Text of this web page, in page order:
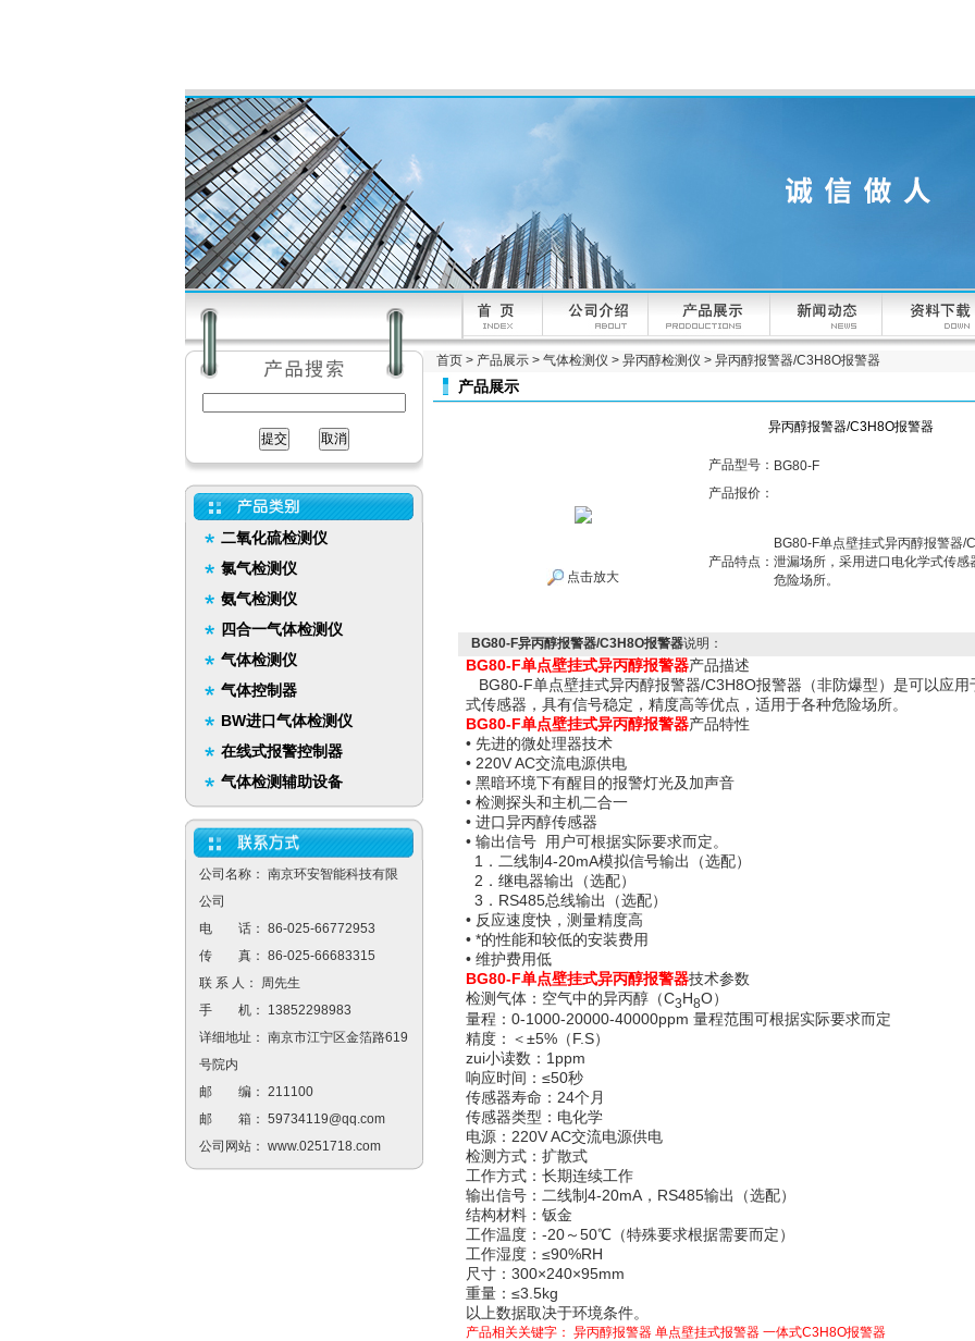
二氧化硫检测仪
氯气检测仪
氨气检测仪
四合一气体检测仪
气体检测仪
气体控制器
BW进口气体检测仪
在线式报警控制器
气体检测辅助设备
公司名称： 南京环安智能科技有限
公司
电 话： 86-025-66772953
传 真： 86-025-66683315
联 系 人： 周先生
手 机： 13852298983
详细地址： 南京市江宁区金箔路619
号院内
邮 编： 211100
邮 箱： 59734119@qq.com
公司网站： www.0251718.com
首页 > 产品展示 > 气体检测仪 > 异丙醇检测仪 > 异丙醇报警器/C3H8O报警器
产品展示
异丙醇报警器/C3H8O报警器
点击放大
产品型号： BG80-F
产品报价：
产品特点：
BG80-F单点壁挂式异丙醇报警器/
泄漏场所，采用进口电化学式传
危险场所。
BG80-F异丙醇报警器/C3H8O报警器说明：
BG80-F单点壁挂式异丙醇报警器产品描述
BG80-F单点壁挂式异丙醇报警器/C3H8O报警器（非防爆型）是可以应
式传感器，具有信号稳定，精度高等优点，适用于各种危险场所。
BG80-F单点壁挂式异丙醇报警器产品特性
• 先进的微处理器技术
• 220V AC交流电源供电
• 黑暗环境下有醒目的报警灯光及加声音
• 检测探头和主机二合一
• 进口异丙醇传感器
• 输出信号 用户可根据实际要求而定。
1．二线制4-20mA模拟信号输出（选配）
2．继电器输出（选配）
3．RS485总线输出（选配）
• 反应速度快，测量精度高
• *的性能和较低的安装费用
• 维护费用低
BG80-F单点壁挂式异丙醇报警器技术参数
检测气体：空气中的异丙醇（C3H8O）
量程：0-1000-20000-40000ppm 量程范围可根据实际要求而定
精度：＜±5%（F.S）
zui小读数：1ppm
响应时间：≤50秒
传感器寿命：24个月
传感器类型：电化学
电源：220V AC交流电源供电
检测方式：扩散式
工作方式：长期连续工作
输出信号：二线制4-20mA，RS485输出（选配）
结构材料：钣金
工作温度：-20～50℃（特殊要求根据需要而定）
工作湿度：≤90%RH
尺寸：300×240×95mm
重量：≤3.5kg
以上数据取决于环境条件。
产品相关关键字： 异丙醇报警器 单点壁挂式报警器 一体式C3H8O报警器